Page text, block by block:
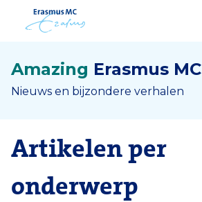
Amazing Erasmus MC
Nieuws en bijzondere verhalen
Artikelen per
onderwerp